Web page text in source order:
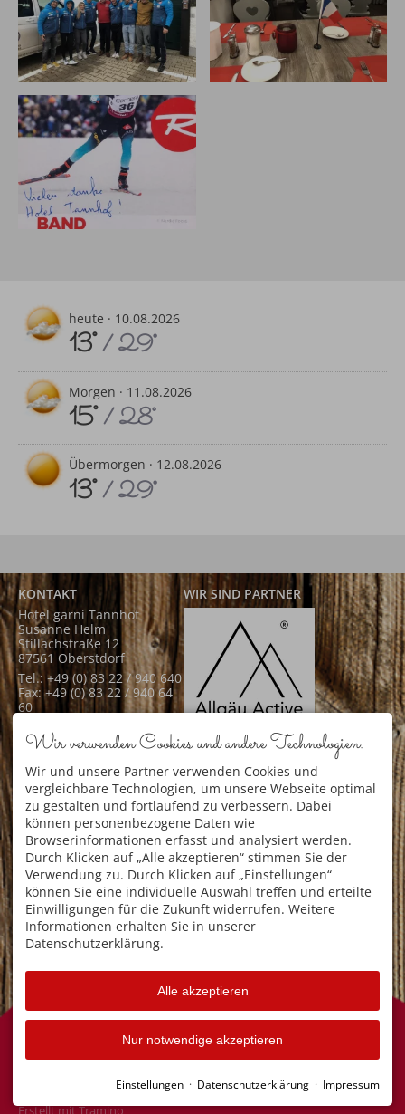
heute · 10.08.2026
13°/ 29°
Morgen · 11.08.2026
15°/ 28°
Übermorgen · 12.08.2026
13°/ 29°
KONTAKT
Hotel garni Tannhof
Susanne Helm
Stillachstraße 12
87561 Oberstdorf
Tel.: +49 (0) 83 22 / 940 640
Fax: +49 (0) 83 22 / 940 64
60
tannhof.de
WIR SIND PARTNER
Allgäu Active
SERVICE
Newsletter
Gästezufriedenheit
Anfrage
Online-Buchung
Lage & Anreise
Erstellt mitTramino
Wir verwenden Cookies und andere Technologien.
Wir und unsere Partner verwenden Cookies und
vergleichbare Technologien, um unsere Webseite optimal
zu gestalten und fortlaufend zu verbessern. Dabei
können personenbezogene Daten wie
Browserinformationen erfasst und analysiert werden.
Durch Klicken auf „Alle akzeptieren“ stimmen Sie der
Verwendung zu. Durch Klicken auf „Einstellungen“
können Sie eine individuelle Auswahl treffen und erteilte
Einwilligungen für die Zukunft widerrufen. Weitere
Informationen erhalten Sie in unserer
Datenschutzerklärung.
Alle akzeptieren
Nur notwendige akzeptieren
Einstellungen · Datenschutzerklärung · Impressum